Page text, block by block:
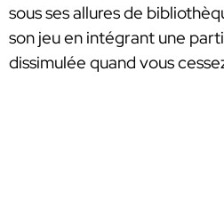
sous ses allures de
son jeu en intégrant une
dissimulée quand vous